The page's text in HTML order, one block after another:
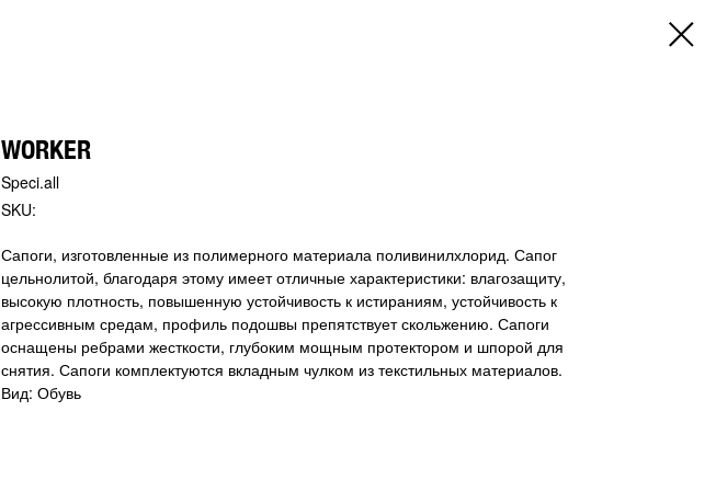
WORKER
Speci.all
SKU:
Сапоги, изготовленные из полимерного материала поливинилхлорид. Сапог
цельнолитой, благодаря этому имеет отличные характеристики: влагозащиту,
высокую плотность, повышенную устойчивость к истираниям, устойчивость к
агрессивным средам, профиль подошвы препятствует скольжению. Сапоги
оснащены ребрами жесткости, глубоким мощным протектором и шпорой для
снятия. Сапоги комплектуются вкладным чулком из текстильных материалов.
Вид: Обувь